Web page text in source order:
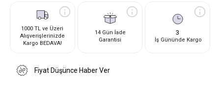
1000 TL ve Üzeri
Alışverişlerinizde
Kargo BEDAVA!
14 Gün İade
Garantisi
3
İş Gününde Kargo
Fiyat Düşünce Haber Ver